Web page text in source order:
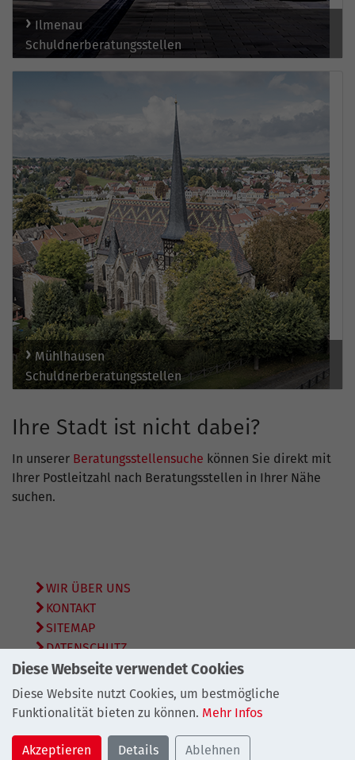
Ilmenau
Schuldnerberatungsstellen
Mühlhausen
Schuldnerberatungsstellen
Ihre Stadt ist nicht dabei?
In unserer Beratungsstellensuche können Sie direkt mit
Ihrer Postleitzahl nach Beratungsstellen in Ihrer Nähe
suchen.
WIR ÜBER UNS
KONTAKT
SITEMAP
DATENSCHUTZ
IMPRESSUM
© 2026
Bundesarbeitsgemeinschaft Schuldnerberatung
Diese Webseite verwendet Cookies
Diese Website nutzt Cookies, um bestmögliche
Funktionalität bieten zu können. Mehr Infos
Akzeptieren Details Ablehnen